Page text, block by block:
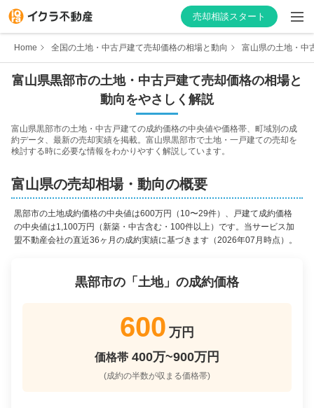
売却相談スタート
はじめての方へ
不動産会社を探す
物件の価格を知る
お家の売却を学ぶ
不動産会社向け情報
Home 全国の土地・中古戸建て売却価格の相場と動向 富山県の土地・中
富山県黒部市の土地・中古戸建て売却価格の相場と
動向をやさしく解説
富山県黒部市の土地・中古戸建ての成約価格の中央値や価格帯、町域別の成
約データ、最新の売却実績を掲載。 富山県黒部市で土地・一戸建ての売却を
検討する時に必要な情報をわかりやすく解説しています。
富山県の売却相場・動向の概要
黒部市の土地成約価格の中央値は600万円（10〜29件）、戸建て成約価格
の中央値は1,100万円（新築・中古含む・100件以上） です。当サービス加
盟不動産会社の直近36ヶ月の成約実績に基づきます （2026年07月時点）。
黒部市の「 土地」の成約価格
600 万円
価格帯 400万~900万円
(成約の半数が収まる価格帯)